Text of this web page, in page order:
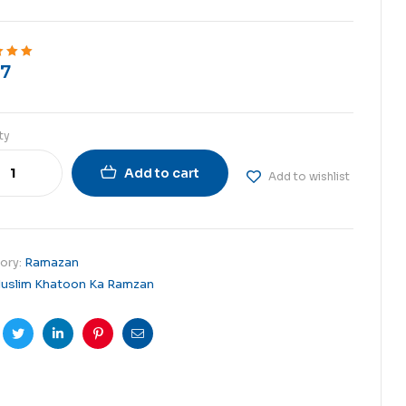
of 5
Add to cart Add to wishlist
Ramazan
Khatoon Ka Ramzan
TwitterLinkedinPinterest
Email